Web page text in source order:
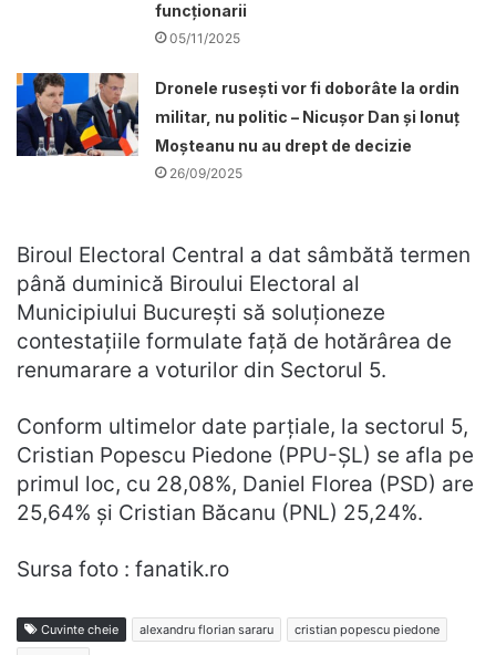
funcționarii
05/11/2025
Dronele ruseşti vor fi doborâte la ordin
militar, nu politic – Nicușor Dan și Ionuț
Moșteanu nu au drept de decizie
26/09/2025
Biroul Electoral Central a dat sâmbătă termen
până duminică Biroului Electoral al
Municipiului București să soluționeze
contestațiile formulate față de hotărârea de
renumarare a voturilor din Sectorul 5.
Conform ultimelor date parțiale, la sectorul 5,
Cristian Popescu Piedone (PPU-ȘL) se afla pe
primul loc, cu 28,08%, Daniel Florea (PSD) are
25,64% și Cristian Băcanu (PNL) 25,24%.
Sursa foto : fanatik.ro
Cuvinte cheie alexandru florian sararu
cristian popescu piedone